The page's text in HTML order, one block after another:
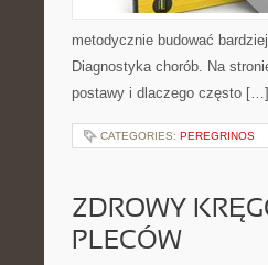
metodycznie budować
Diagnostyka chorób. Na
postawy i dlaczego często […]
CATEGORIES: PEREGRINOS
ZDROWY
PLECÓW